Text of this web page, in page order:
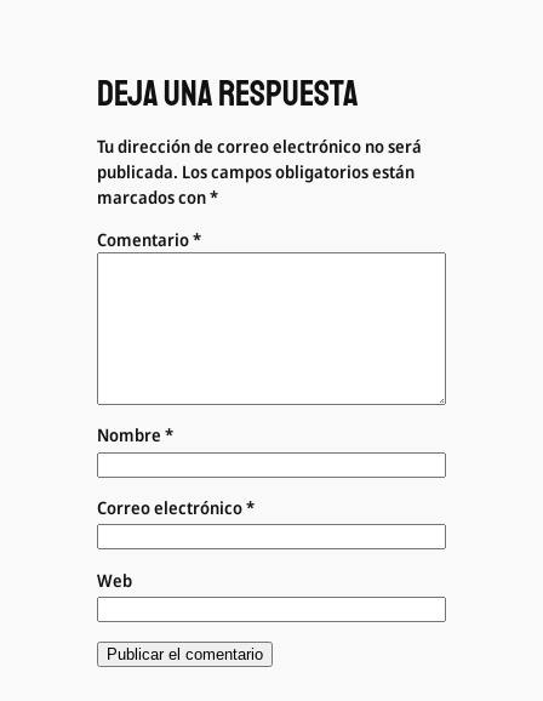
Deja una respuesta
Tu dirección de correo electrónico no será
publicada. Los campos obligatorios están
marcados con*
Comentario*
Nombre *
Correo electrónico*
Web